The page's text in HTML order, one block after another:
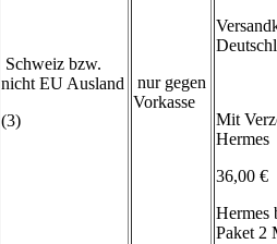
Schweiz bzw.
nicht EU Ausland
(3)
nur gegen
Vorkasse
Mit
Hermes
36,00 €
Hermes
Paket 2